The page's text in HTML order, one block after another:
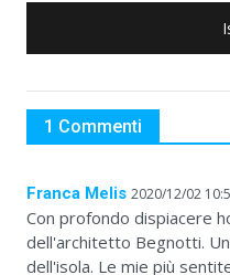
1 Commenti
Franca Melis 2020/12/02
Con profondo dispiacere
dell'architetto Begnotti.
dell'isola. Le mie più